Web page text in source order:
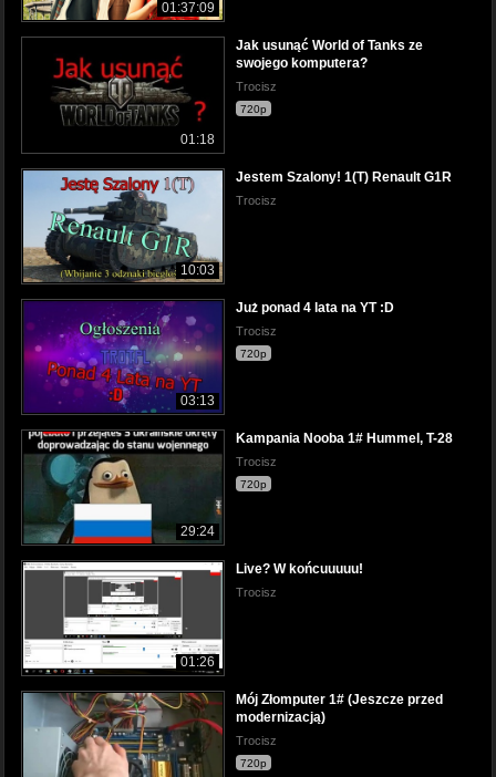
01:37:09
01:18
Jak usunąć World of Tanks ze
swojego komputera?
Trocisz
720p
10:03
Jestem Szalony! 1(T) Renault G1R
Trocisz
03:13
Już ponad 4 lata na YT :D
Trocisz
720p
29:24
Kampania Nooba 1# Hummel, T-28
Trocisz
720p
01:26
Live? W końcuuuuu!
Trocisz
Mój Złomputer 1# (Jeszcze przed
modernizacją)
Trocisz
720p